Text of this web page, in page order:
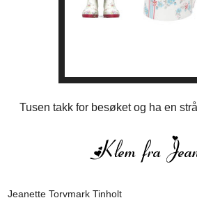
Tusen takk for besøket og ha en
Jeanette Torvmark Tinholt